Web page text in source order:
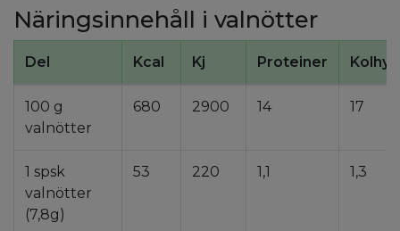
Näringsinnehåll i valnötter
Del Kcal Kj Proteiner
100 g
valnötter
680 2900 14 17
1 spsk
valnötter
(7,8g)
53 220 1,1 1,3